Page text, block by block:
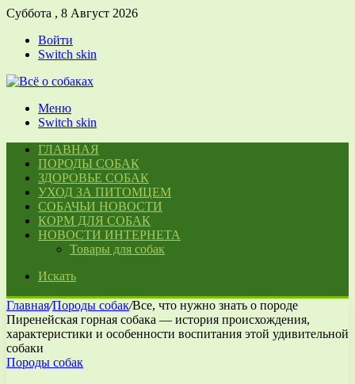
Суббота , 8 Август 2026
Войти
Switch skin
Меню
Switch skin
ГЛАВНАЯ
ПОРОДЫ СОБАК
ЗДОРОВЬЕ СОБАК
УХОД ЗА ПИТОМЦЕМ
СОБАЧЬИ НОВОСТИ
КОРМ ДЛЯ СОБАК
НОВОСТИ ИНТЕРНЕТА
Товары для собак
Искать
Главная/Породы собак/Все, что нужно знать о породе
Пиренейская горная собака — история происхождения,
характеристики и особенности воспитания этой удивительной
собаки
Породы собак